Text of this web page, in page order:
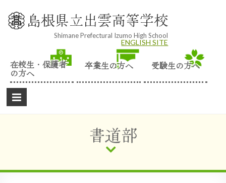
content 島根県立出雲高等学校
Shimane Prefectural Izumo High School
ENGLISH SITE
在校生・保護者
の方へ
卒業生の方へ 受験生の方へ
書道部